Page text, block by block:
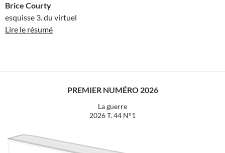
Brice Courty
esquisse 3. du virtuel
Lire le résumé
PREMIER NUMÉRO 2026
La guerre
2026 T. 44 N°1